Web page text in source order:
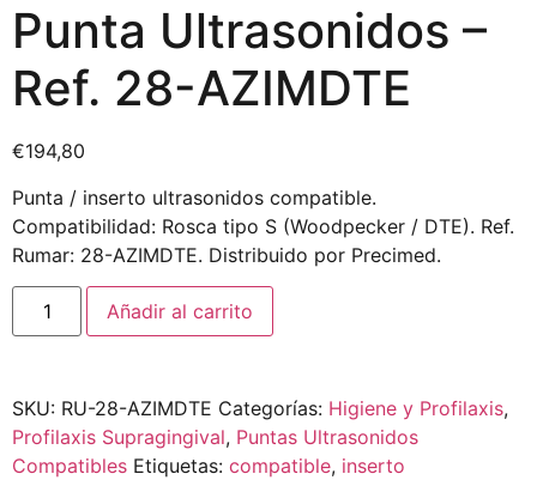
Punta Ultrasonidos –
Ref. 28-AZIMDTE
€194,80
Punta / inserto ultrasonidos compatible.
Compatibilidad: Rosca tipo S (Woodpecker / DTE). Ref.
Rumar: 28-AZIMDTE. Distribuido por Precimed.
Añadir al carrito
SKU: RU-28-AZIMDTE Categorías: Higiene y Profilaxis,
Profilaxis Supragingival, Puntas Ultrasonidos
Compatibles Etiquetas: compatible, inserto